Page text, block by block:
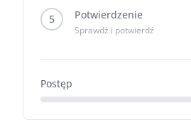
5 Potwierdzenie
Sprawdź i potwierdź
Postęp